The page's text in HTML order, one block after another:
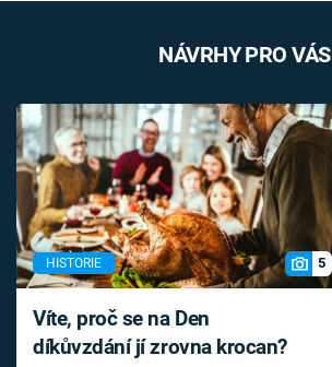
NÁVRHY PRO VÁS
HISTORIE 5
Víte, proč se na Den
díkůvzdání jí zrovna krocan?